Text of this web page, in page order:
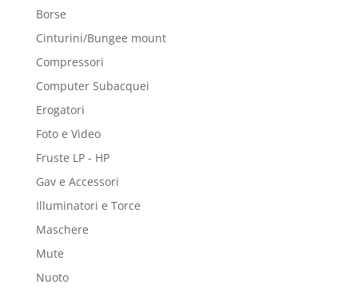
Borse
Cinturini/Bungee mount
Compressori
Computer Subacquei
Erogatori
Foto e Video
Fruste LP - HP
Gav e Accessori
Illuminatori e Torce
Maschere
Mute
Nuoto